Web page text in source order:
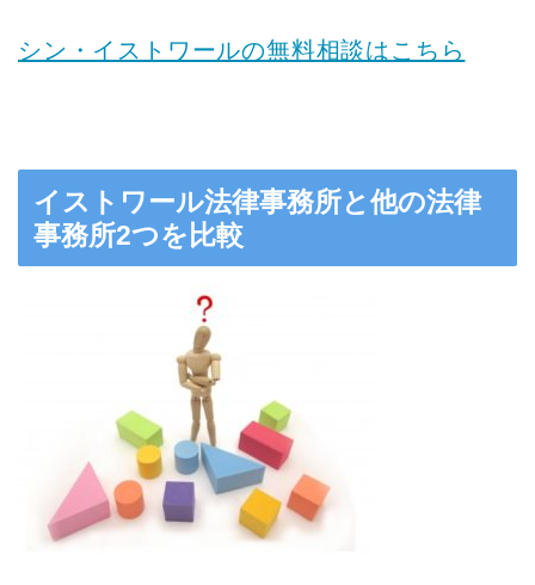
シン・イストワールの無料相談はこちら
イストワール法律事務所と他の法律
事務所2つを比較